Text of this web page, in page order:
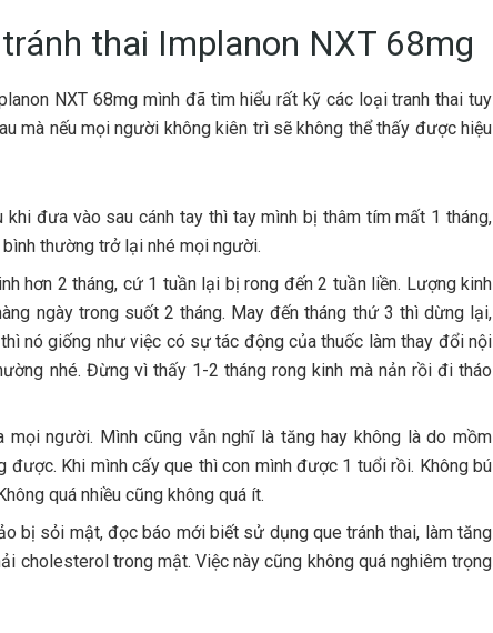
thai Implanon NXT 68mg
NXT 68mg mình đã tìm hiểu rất kỹ các loại tranh thai tuy
mà nếu mọi người không kiên trì sẽ không thể thấy được hiệu
khi đưa vào sau cánh tay thì tay mình bị thâm tím mất 1 tháng,
thường trở lại nhé mọi người.
hơn 2 tháng, cứ 1 tuần lại bị rong đến 2 tuần liền. Lượng kinh
ngày trong suốt 2 tháng. May đến tháng thứ 3 thì dừng lại,
nó giống như việc có sự tác động của thuốc làm thay đổi nội
nhé. Đừng vì thấy 1-2 tháng rong kinh mà nản rồi đi tháo
mọi người. Mình cũng vẫn nghĩ là tăng hay không là do mồm
được. Khi mình cấy que thì con mình được 1 tuổi rồi. Không bú
quá nhiều cũng không quá ít.
bị sỏi mật, đọc báo mới biết sử dụng que tránh thai, làm tăng
cholesterol trong mật. Việc này cũng không quá nghiêm trọng